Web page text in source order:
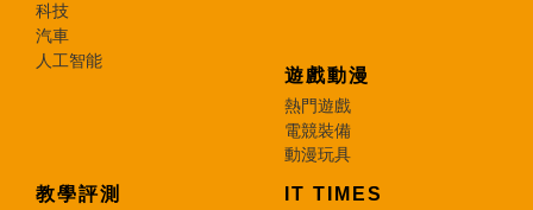
科技
汽車
人工智能
遊戲動漫
熱門遊戲
電競裝備
動漫玩具
教學評測 IT TIMES